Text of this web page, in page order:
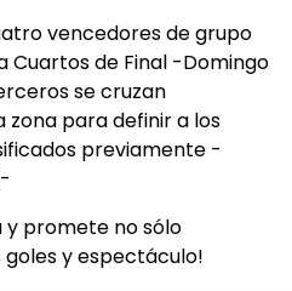
vencedores de grupo
de Final -Domingo
se cruzan
para definir a los
previamente -
y promete no sólo
y espectáculo!